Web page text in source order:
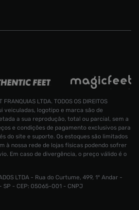
Tênis Air Jordan 1 Retro High OG GS Infantil
LTDA. TODOS OS DIREITOS
veiculadas, logotipo e marca são de
a sua reprodução, total ou parcial, sem a
e condições de pagamento exclusivos para
do site e suporte. Os estoques são limitados
à nossa rede de lojas físicas podendo sofrer
Em caso de divergência, o preço válido é o
LTDA - Rua do Curtume, 499, 1° Andar -
SP - CEP: 05065-001 - CNPJ